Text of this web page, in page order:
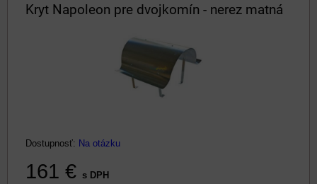
Kryt Napoleon pre dvojkomín - nerez matná
Dostupnosť: Na otázku
161 € s DPH